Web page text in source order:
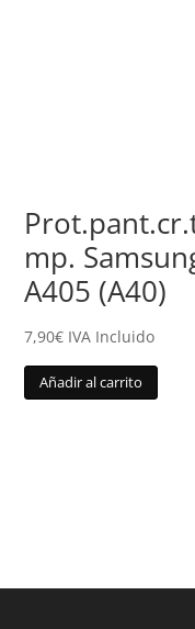
mp.
A405 (A40)
7,90€ IVA Incluido
Añadir al carrito